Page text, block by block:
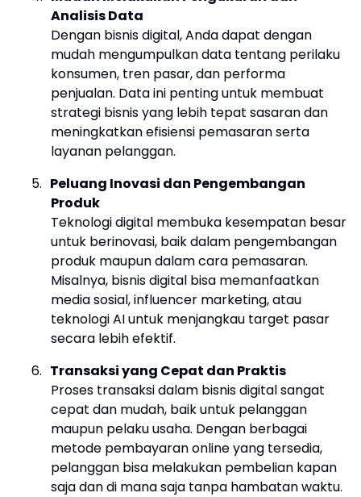
Analisis Data
Dengan bisnis digital, Anda dapat dengan
mudah mengumpulkan data tentang perilaku
konsumen, tren pasar, dan performa
penjualan. Data ini penting untuk membuat
strategi bisnis yang lebih tepat sasaran dan
meningkatkan efisiensi pemasaran serta
layanan pelanggan.
5. Peluang Inovasi dan Pengembangan
Produk
Teknologi digital membuka kesempatan besar
untuk berinovasi, baik dalam pengembangan
produk maupun dalam cara pemasaran.
Misalnya, bisnis digital bisa memanfaatkan
media sosial, influencer marketing, atau
teknologi AI untuk menjangkau target pasar
secara lebih efektif.
6. Transaksi yang Cepat dan Praktis
Proses transaksi dalam bisnis digital sangat
cepat dan mudah, baik untuk pelanggan
maupun pelaku usaha. Dengan berbagai
metode pembayaran online yang tersedia,
pelanggan bisa melakukan pembelian kapan
saja dan di mana saja tanpa hambatan waktu.